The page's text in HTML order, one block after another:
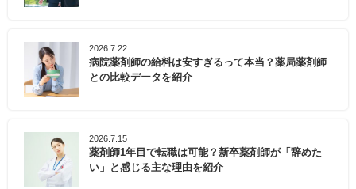
2026.7.22
病院薬剤師の給料は安すぎるって本当？薬局薬剤師
との比較データを紹介
2026.7.15
薬剤師1年目で転職は可能？新卒薬剤師が「辞めた
い」と感じる主な理由を紹介